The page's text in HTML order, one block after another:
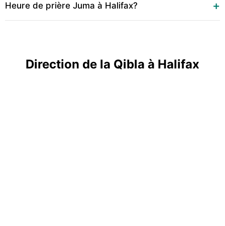
Heure de prière Juma à Halifax?
Direction de la Qibla à Halifax